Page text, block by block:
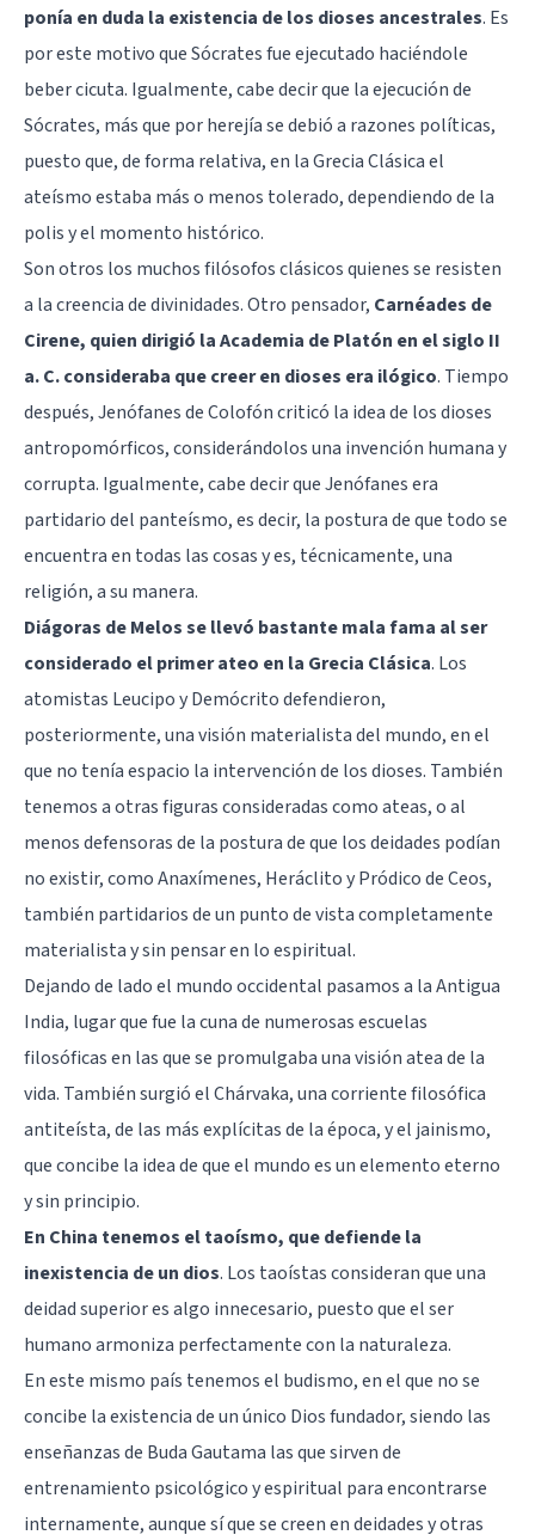
ponía en duda la existencia de los dioses ancestrales. Es
por este motivo que Sócrates fue ejecutado haciéndole
beber cicuta. Igualmente, cabe decir que la ejecución de
Sócrates, más que por herejía se debió a razones políticas,
puesto que, de forma relativa, en la Grecia Clásica el
ateísmo estaba más o menos tolerado, dependiendo de la
polis y el momento histórico.
Son otros los muchos filósofos clásicos quienes se resisten
a la creencia de divinidades. Otro pensador, Carnéades de
Cirene, quien dirigió la Academia de Platón en el siglo II
a. C. consideraba que creer en dioses era ilógico. Tiempo
después, Jenófanes de Colofón criticó la idea de los dioses
antropomórficos, considerándolos una invención humana y
corrupta. Igualmente, cabe decir que Jenófanes era
partidario del panteísmo, es decir, la postura de que todo se
encuentra en todas las cosas y es, técnicamente, una
religión, a su manera.
Diágoras de Melos se llevó bastante mala fama al ser
considerado el primer ateo en la Grecia Clásica. Los
atomistas Leucipo y Demócrito defendieron,
posteriormente, una visión materialista del mundo, en el
que no tenía espacio la intervención de los dioses. También
tenemos a otras figuras consideradas como ateas, o al
menos defensoras de la postura de que los deidades podían
no existir, como Anaxímenes, Heráclito y Pródico de Ceos,
también partidarios de un punto de vista completamente
materialista y sin pensar en lo espiritual.
Dejando de lado el mundo occidental pasamos a la Antigua
India, lugar que fue la cuna de numerosas escuelas
filosóficas en las que se promulgaba una visión atea de la
vida. También surgió el Chárvaka, una corriente filosófica
antiteísta, de las más explícitas de la época, y el jainismo,
que concibe la idea de que el mundo es un elemento eterno
y sin principio.
En China tenemos el taoísmo, que defiende la
inexistencia de un dios. Los taoístas consideran que una
deidad superior es algo innecesario, puesto que el ser
humano armoniza perfectamente con la naturaleza.
En este mismo país tenemos el budismo, en el que no se
concibe la existencia de un único Dios fundador, siendo las
enseñanzas de Buda Gautama las que sirven de
entrenamiento psicológico y espiritual para encontrarse
internamente, aunque sí que se creen en deidades y otras